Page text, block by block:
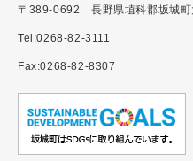
〒389-0692 長野県埴科郡坂城町
Tel:0268-82-3111
Fax:0268-82-8307